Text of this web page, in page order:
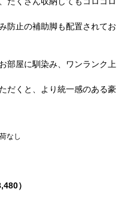
防止の補助脚も配置されてお
部屋に馴染み、ワンランク上
だくと、より統一感のある豪
なし
）